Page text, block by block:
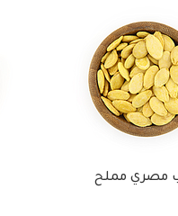
مصري مملح